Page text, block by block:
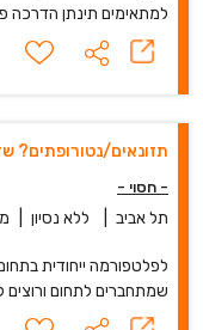
למתאימים תינתן הדרכה
תזונאים/נטורופתים?
- חסוי -
תל אביב ללא נסיון
לפלטפורמה ייחודית
שמתחברים לתחום ורוצים